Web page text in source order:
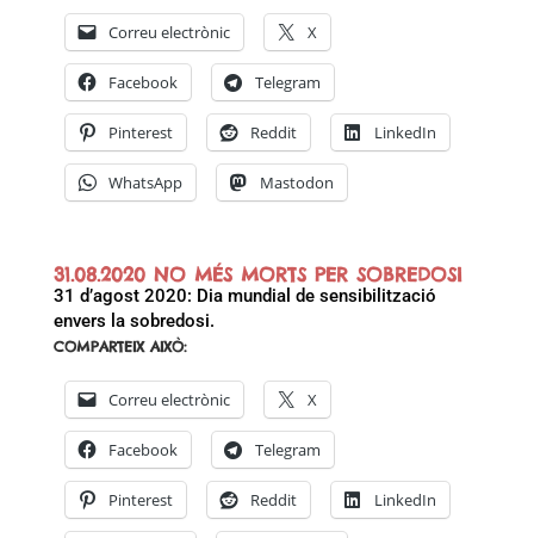
Correu electrònic X
Facebook Telegram
Pinterest Reddit LinkedIn
WhatsApp Mastodon
31.08.2020 NO MÉS MORTS PER SOBREDOSI
31 d’agost 2020: Dia mundial de sensibilització
envers la sobredosi.
COMPARTEIX AIXÒ:
Correu electrònic X
Facebook Telegram
Pinterest Reddit LinkedIn